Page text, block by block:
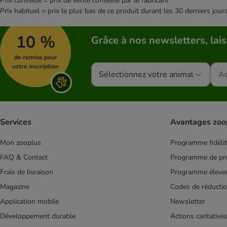
WOW
Yarrah (boîtes bio)
Ziwi Peak
Adulte
Aliments bio
Aliments sans gluten
Aliments végétariens
Allergies & intolérances
Chien actif
Chien stérilisé
Monoprotéine
Petit chien
Plaque dentaire et tartre
Problèmes articulaires
Riche en viande
Prix habituel = prix le plus bas de ce produit durant les 30 derniers jours
10 %
de remise pour
votre inscription
Grâce à nos newsletters,
Sélectionnez votre animal
Services
Mon zooplus
FAQ & Contact
Frais de livraison
Magazine
Application mobile
Développement durable
Avantages
Programme
Programme de
Programme
Codes de
Newsletter
Actions caritatives